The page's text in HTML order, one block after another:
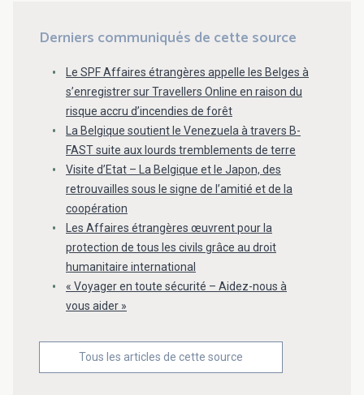
Derniers communiqués de cette source
Le SPF Affaires étrangères appelle les Belges à
s’enregistrer sur Travellers Online en raison du
risque accru d’incendies de forêt
La Belgique soutient le Venezuela à travers B-
FAST suite aux lourds tremblements de terre
Visite d’Etat – La Belgique et le Japon, des
retrouvailles sous le signe de l’amitié et de la
coopération
Les Affaires étrangères œuvrent pour la
protection de tous les civils grâce au droit
humanitaire international
« Voyager en toute sécurité – Aidez-nous à
vous aider »
Tous les articles de cette source